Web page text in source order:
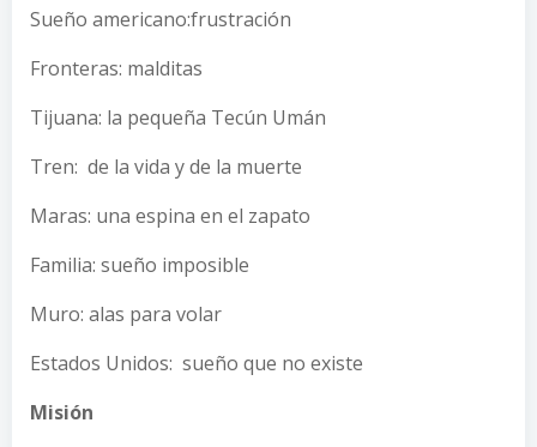
Sueño americano:frustración
Fronteras: malditas
Tijuana: la pequeña Tecún Umán
Tren: de la vida y de la muerte
Maras: una espina en el zapato
Familia: sueño imposible
Muro: alas para volar
Estados Unidos: sueño que no existe
Misión